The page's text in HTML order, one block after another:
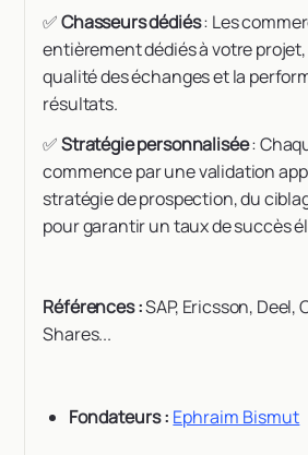
✅Chasseurs dédiés: Les
entièrement dédiés à votre
qualité des échanges et la
résultats.
✅Stratégie personnalisée:
commence par une validation
stratégie de prospection, du
pour garantir un taux de succès
Références :SAP, Ericsson, Deel,
Shares...
Fondateurs : Ephraim Bismut